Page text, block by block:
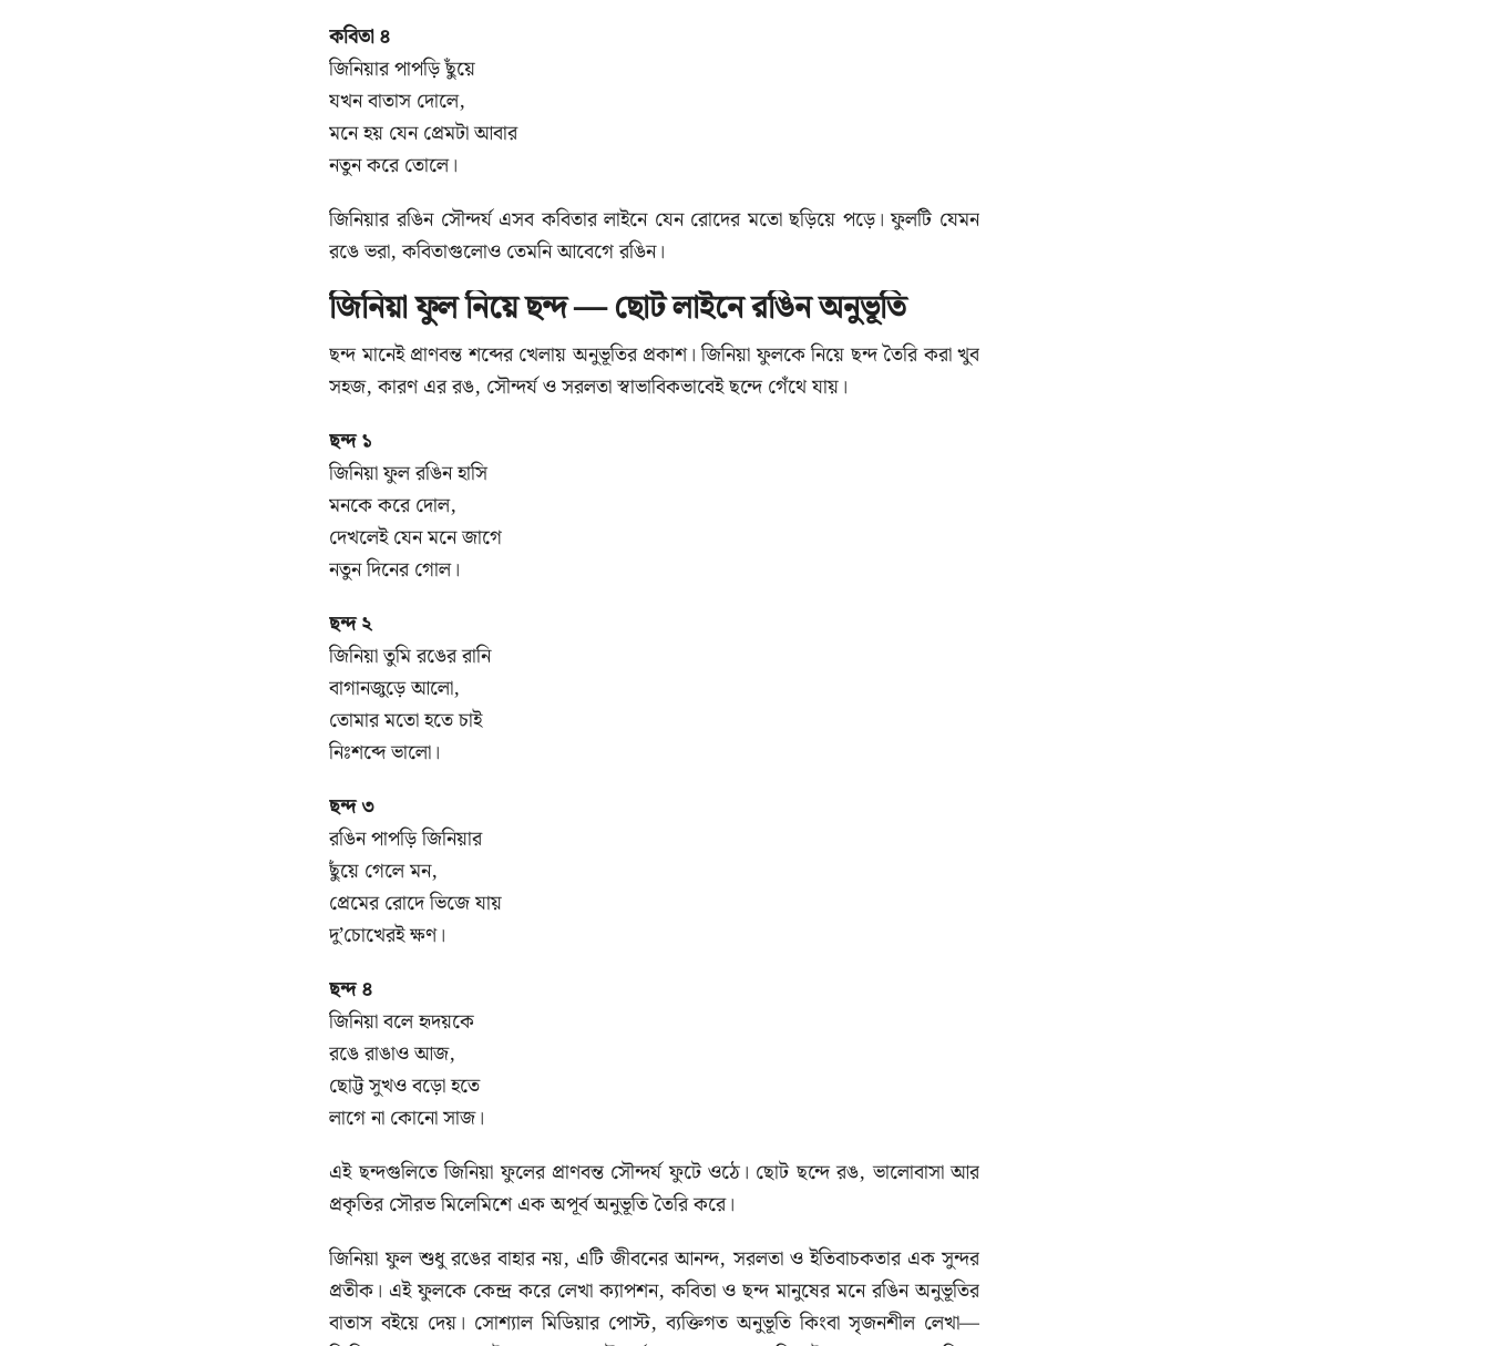
কবিতা ৪
জিনিয়ার পাপড়ি ছুঁয়ে
যখন বাতাস দোলে,
মনে হয় যেন প্রেমটা আবার
নতুন করে তোলে।
জিনিয়ার রঙিন সৌন্দর্য এসব কবিতার লাইনে যেন রোদের মতো ছড়িয়ে পড়ে। ফুলটি যেমন
রঙে ভরা, কবিতাগুলোও তেমনি আবেগে রঙিন।
জিনিয়া ফুল নিয়ে ছন্দ — ছোট লাইনে রঙিন অনুভূতি
ছন্দ মানেই প্রাণবন্ত শব্দের খেলায় অনুভূতির প্রকাশ। জিনিয়া ফুলকে নিয়ে ছন্দ তৈরি করা খুব
সহজ, কারণ এর রঙ, সৌন্দর্য ও সরলতা স্বাভাবিকভাবেই ছন্দে গেঁথে যায়।
ছন্দ ১
জিনিয়া ফুল রঙিন হাসি
মনকে করে দোল,
দেখলেই যেন মনে জাগে
নতুন দিনের গোল।
ছন্দ ২
জিনিয়া তুমি রঙের রানি
বাগানজুড়ে আলো,
তোমার মতো হতে চাই
নিঃশব্দে ভালো।
ছন্দ ৩
রঙিন পাপড়ি জিনিয়ার
ছুঁয়ে গেলে মন,
প্রেমের রোদে ভিজে যায়
দু’চোখেরই ক্ষণ।
ছন্দ ৪
জিনিয়া বলে হৃদয়কে
রঙে রাঙাও আজ,
ছোট্ট সুখও বড়ো হতে
লাগে না কোনো সাজ।
এই ছন্দগুলিতে জিনিয়া ফুলের প্রাণবন্ত সৌন্দর্য ফুটে ওঠে। ছোট ছন্দে রঙ, ভালোবাসা আর
প্রকৃতির সৌরভ মিলেমিশে এক অপূর্ব অনুভূতি তৈরি করে।
জিনিয়া ফুল শুধু রঙের বাহার নয়, এটি জীবনের আনন্দ, সরলতা ও ইতিবাচকতার এক সুন্দর
প্রতীক। এই ফুলকে কেন্দ্র করে লেখা ক্যাপশন, কবিতা ও ছন্দ মানুষের মনে রঙিন অনুভূতির
বাতাস বইয়ে দেয়। সোশ্যাল মিডিয়ার পোস্ট, ব্যক্তিগত অনুভূতি কিংবা সৃজনশীল লেখা—